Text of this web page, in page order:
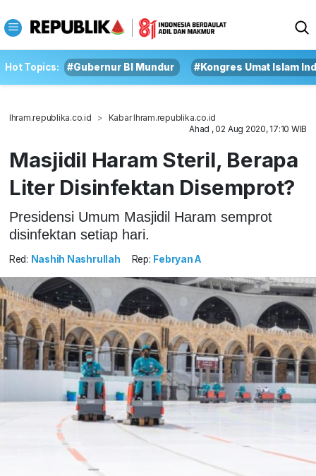
Hot Topics: #Gubernur BI Mundur #Kongres Umat Islam
Ihram.republika.co.id
Kabar Ihram.republika.co.id
Ahad , 02 Aug 2020, 17:10 WIB
Masjidil Haram Steril, Berapa
Liter Disinfektan Disemprot?
Presidensi Umum Masjidil Haram semprot
disinfektan setiap hari.
Red: Nashih Nashrullah Rep: Febryan A